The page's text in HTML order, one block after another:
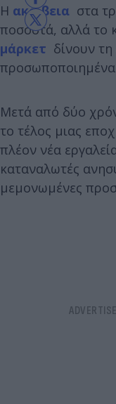
Η ακρίβεια στα
ποσοστά, αλλά το
μάρκετ δίνουν
προσωποποιημένα
Μετά από δύο
το τέλος μιας
πλέον νέα
καταναλωτές
μεμονωμένες